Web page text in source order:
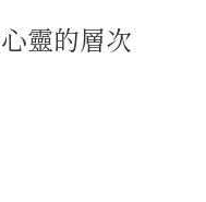
靈的層次